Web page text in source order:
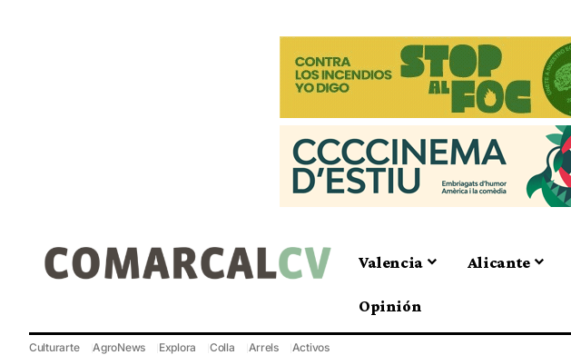
Valencia Alicante
Opinión
Culturarte AgroNews Explora Colla Arrels Activos